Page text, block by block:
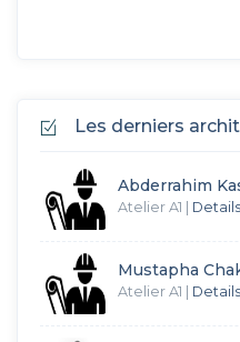
Les derniers
Abderrahim
Atelier A1
Mustapha
Atelier A1